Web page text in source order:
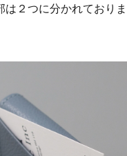
は２つに分かれておりま